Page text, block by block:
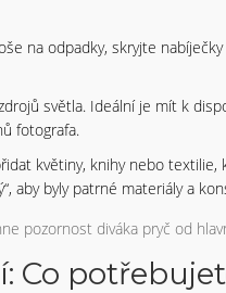
na odpadky, skryjte
světla. Ideální je mít k
fotografa.
květiny, knihy nebo
aby byly patrné materiály a
pozornost diváka pryč od
Co